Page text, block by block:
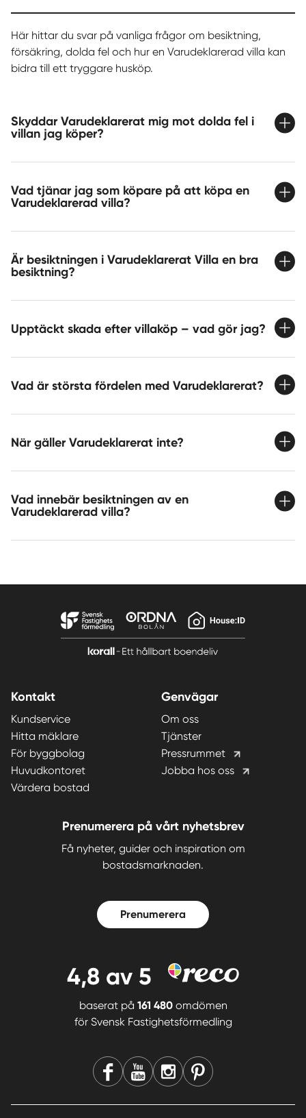
Här hittar du svar på vanliga frågor om besiktning,
försäkring, dolda fel och hur en Varudeklarerad villa kan
bidra till ett tryggare husköp.
Skyddar Varudeklarerat mig mot dolda fel i
villan jag köper?
Vad tjänar jag som köpare på att köpa en
Varudeklarerad villa?
Är besiktningen i Varudeklarerat Villa en bra
besiktning?
Upptäckt skada efter villaköp – vad gör jag?
Vad är största fördelen med Varudeklarerat?
När gäller Varudeklarerat inte?
Vad innebär besiktningen av en
Varudeklarerad villa?
Kontakt
Kundservice
Hitta mäklare
För byggbolag
Huvudkontoret
Värdera bostad
Genvägar
Om oss
Tjänster
Pressrummet
Jobba hos oss
Prenumerera på vårt nyhetsbrev
Få nyheter, guider och inspiration om
bostadsmarknaden.
Prenumerera
4,8 av 5
baserat på 161 480omdömen
för Svensk Fastighetsförmedling